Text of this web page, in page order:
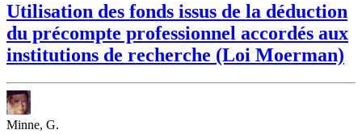
Utilisation des fonds issus de la déduction
du précompte professionnel accordés aux
institutions de recherche (Loi Moerman)
Minne, G.